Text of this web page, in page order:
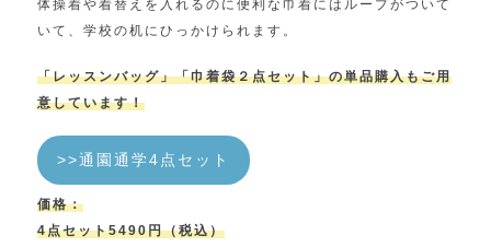
体操着や着替えを入れるのに便利な巾着にはループがついて
いて、学校の机にひっかけられます。
「レッスンバッグ」「巾着袋２点セット」の単品購入もご用
意しています！
>>通園通学4点セット
価格：
4点セット5490円（税込）